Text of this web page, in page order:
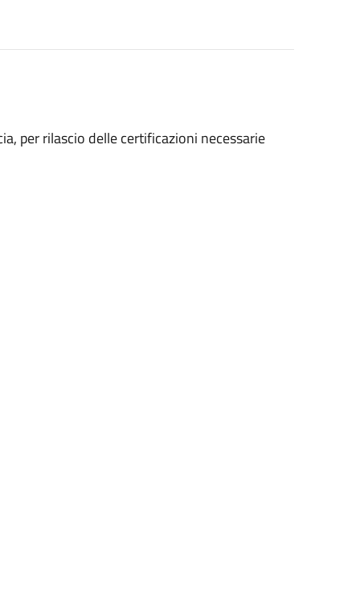
per rilascio delle certificazioni necessarie